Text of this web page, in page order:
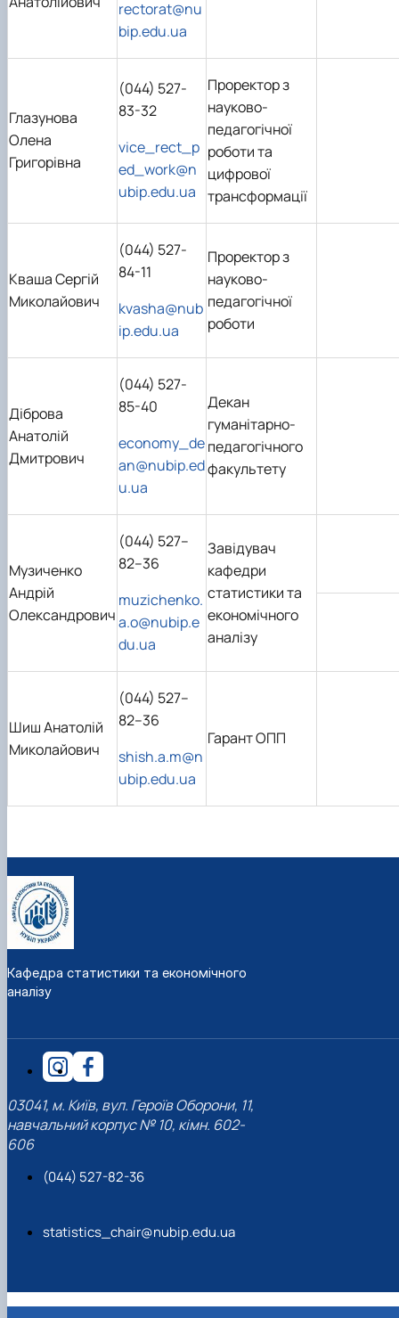
rectorat@nu
bip.edu.ua
Глазунова
Олена
Григорівна
(044) 527-
83-32
vice_rect_p
ed_work@n
ubip.edu.ua
Проректор з
науково-
педагогічної
роботи та
цифрової
трансформації
Кваша Сергій
Миколайович
(044) 527-
84-11
kvasha@nub
ip.edu.ua
Проректор з
науково-
педагогічної
роботи
Діброва
Анатолій
Дмитрович
(044) 527-
85-40
economy_de
an@nubip.ed
u.ua
Декан
гуманітарно-
педагогічного
факультету
Музиченко
Андрій
Олександрович
(044) 527–
82–36
muzichenko.
a.o@nubip.e
du.ua
Завідувач
кафедри
статистики та
економічного
аналізу
Шиш Анатолій
Миколайович
(044) 527–
82–36
shish.a.m@n
ubip.edu.ua
Гарант ОПП
Кафедра статистики та економічного
аналізу
03041, м. Київ, вул. Героїв Оборони, 11,
навчальний корпус № 10, кімн. 602-
606
(044) 527-82-36
statistics_chair@nubip.edu.ua